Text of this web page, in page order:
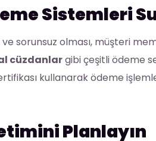
Sistemleri
sorunsuz olması, müşteri
cüzdanlargibi çeşitli ödeme
kullanarak ödeme
Planlayın